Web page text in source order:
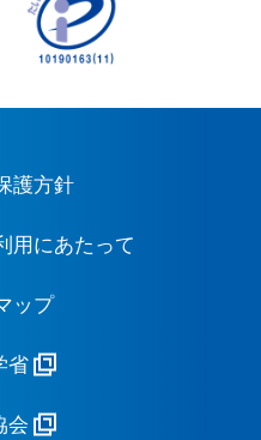
護方針
用にあたって
ップ
省
会